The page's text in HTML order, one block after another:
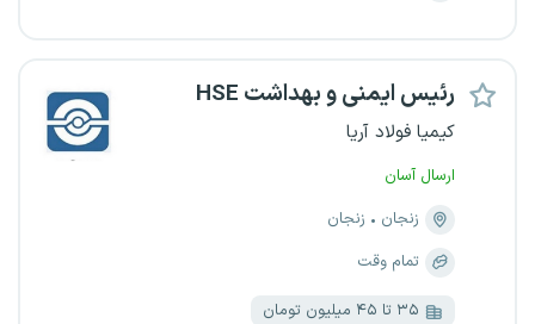
رئیس ایمنی و بهداشت HSE
کیمیا فولاد آریا
ارسال آسان
زنجان
زنجان
تمام وقت
۳۵ تا ۴۵ میلیون تومان